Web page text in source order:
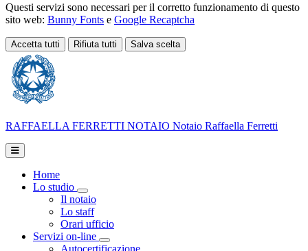
Questi servizi sono necessari per il corretto funzionamento di questo
sito web: Bunny Fonts e Google Recaptcha
Accetta tutti Rifiuta tutti Salva scelta
RAFFAELLA FERRETTI NOTAIO Notaio Raffaella Ferretti
Home
Lo studio
Toggle Dropdown
Il notaio
Lo staff
Orari ufficio
Servizi on-line
Toggle Dropdown